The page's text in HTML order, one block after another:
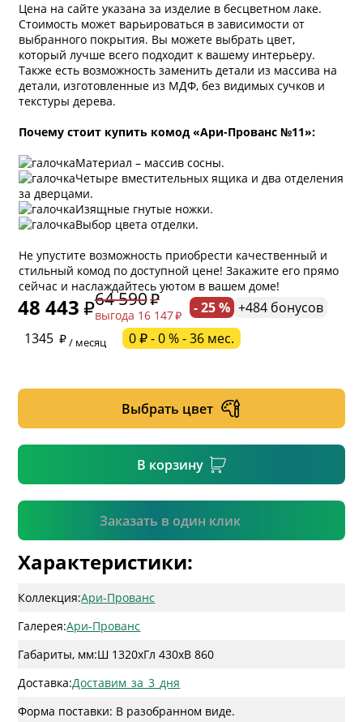
Цена на сайте указана за изделие в бесцветном лаке.
Стоимость может варьироваться в зависимости от
выбранного покрытия. Вы можете выбрать цвет,
который лучше всего подходит к вашему интерьеру.
Также есть возможность заменить детали из массива на
детали, изготовленные из МДФ, без видимых сучков и
текстуры дерева.
Почему стоит купить комод «Ари-Прованс №11»:
Материал – массив сосны.
Четыре вместительных ящика и два отделения
за дверцами.
Изящные гнутые ножки.
Выбор цвета отделки.
Не упустите возможность приобрести качественный и
стильный комод по доступной цене! Закажите его прямо
сейчас и наслаждайтесь уютом в вашем доме!
48 443 64 590
выгода 16 147 - 25 % +484 бонусов
1345
/ месяц 0 ₽ - 0 % - 36 мес.
Выбрать цвет
В корзину
Заказать в один клик
* обязательное поле
Подтвердить
Характеристики:
Коллекция:Ари-Прованс
Галерея:Ари-Прованс
Габариты, мм:Ш 1320xГл 430xВ 860
Доставка:Доставим_за_3_дня
Форма поставки: В разобранном виде.